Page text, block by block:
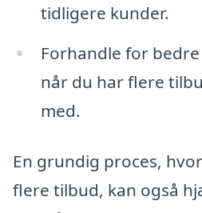
tidligere kunder.
Forhandle for
når du har flere
med.
En grundig proces,
flere tilbud, kan også